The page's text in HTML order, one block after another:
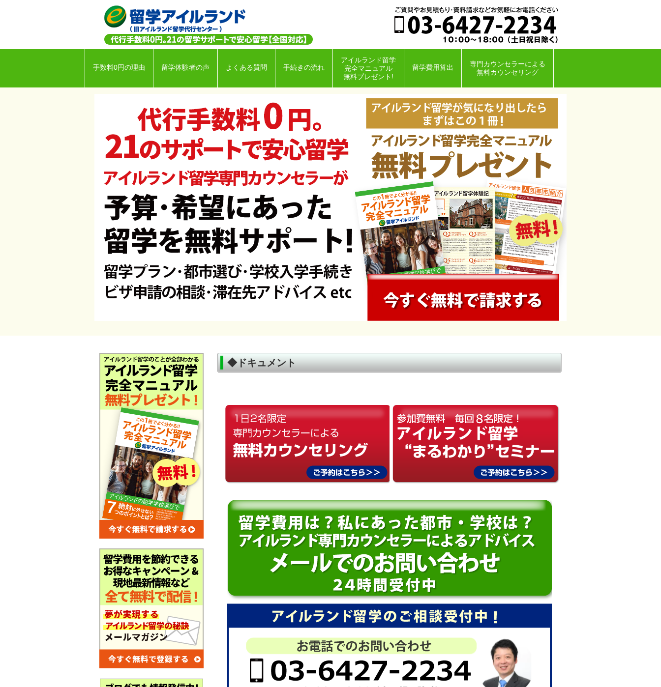
手数料0円の理由 留学体験者の声 よくある質問 手続きの流れ
アイルランド留学
完全マニュアル
無料プレゼント!
留学費用算出
専門カウンセラーによる
無料カウンセリング
◆ドキュメント